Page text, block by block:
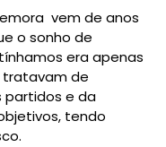
vem de anos
o sonho de
era apenas
tratavam de
partidos e da
tendo